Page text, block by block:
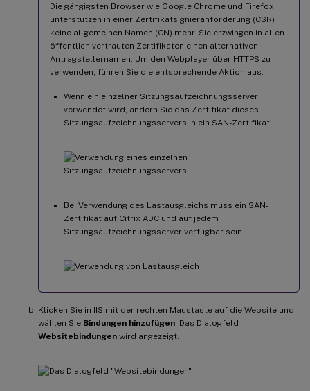
Die gängigsten Browser wie Google Chrome und Firefox
unterstützen in einer Zertifikatsignieranforderung (CSR)
keine allgemeinen Namen (CN) mehr. Sie erzwingen in allen
öffentlich vertrauten Zertifikaten einen alternativen
Antragstellernamen. Um den Webplayer über HTTPS zu
verwenden, führen Sie die entsprechende Aktion aus:
Wenn ein einzelner Sitzungsaufzeichnungsserver
verwendet wird, ändern Sie das Zertifikat dieses
Sitzungsaufzeichnungsservers in ein SAN-Zertifikat.
Bei Verwendung des Lastausgleichs muss ein SAN-
Zertifikat auf Citrix ADC und auf jedem
Sitzungsaufzeichnungsserver verfügbar sein.
Klicken Sie in IIS mit der rechten Maustaste auf die Website und
wählen Sie Bindungen hinzufügen . Das Dialogfeld
Websitebindungen wird angezeigt.